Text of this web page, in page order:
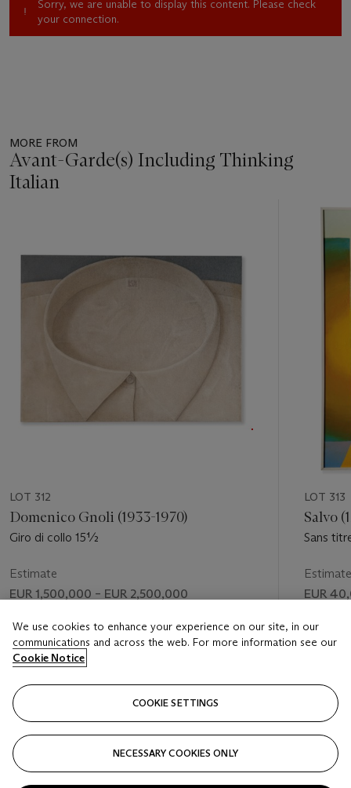
Sorry, we are unable to display this content. Please check
your connection.
MORE FROM
Avant-Garde(s) Including Thinking
Italian
LOT 312
Domenico Gnoli (1933-1970)
Giro di collo 15½
Estimate
EUR 1,500,000 – EUR 2,500,000
Price realised
EUR 2,097,000
LOT 313
Salvo
Sans
Estimate
EUR
Price
EUR
VISUALLY SLIDE TO PREVIOUS SLIDE BUTTON
We use cookies to enhance your experience on our site, in our
communications and across the web. For more information see our
Cookie Notice
COOKIE SETTINGS
NECESSARY COOKIES ONLY